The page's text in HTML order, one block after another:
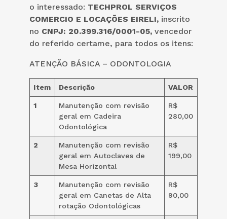
o interessado: TECHPROL SERVIÇOS
COMERCIO E LOCAÇÕES EIRELI, inscrito
no CNPJ: 20.399.316/0001-05, vencedor
do referido certame, para todos os itens:
ATENÇÃO BÁSICA – ODONTOLOGIA
Item Descrição VALOR
1
Manutenção com revisão
geral em Cadeira
Odontológica
R$
280,00
2
Manutenção com revisão
geral em Autoclaves de
Mesa Horizontal
R$
199,00
3
Manutenção com revisão
geral em Canetas de Alta
rotação Odontológicas
R$
90,00